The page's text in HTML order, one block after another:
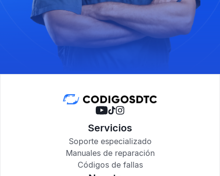
Servicios
Soporte especializado
Manuales de reparación
Códigos de fallas